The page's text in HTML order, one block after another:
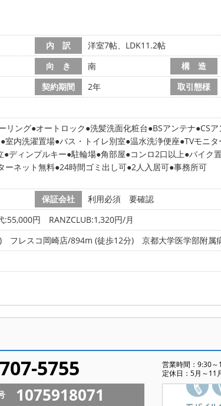
内 訳
洋室7帖、LDK11.2帖
向 き 南 構 造
契約期間 2年 取引態様
リング オートロック 洗髪洗面化粧台 BSアンテナ CS
室内洗濯置場 バス・トイレ別室 温水洗浄便座 TVモニ
ディンプルキー 駐輪場 角部屋 コンロ2口以上 バイク
ーネット無料 24時間ゴミ出し可 2人入居可 事務所可
保証会社
利用必須 要確認
:55,000円 RANZCLUB:1,320円/月
フレスコ岡崎店/894m (徒歩12分)
京都大学医学部附属
5755
営業時間：9:30～
定休日：5月～11
1075918071